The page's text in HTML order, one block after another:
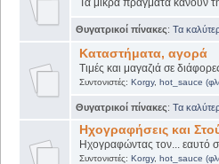
Θυγατρικοί πίνακες: Τα
Καταστήματα, αγορά
Τιμές και μαγαζιά σε
Συντονιστές: Korgy, hot_sauce
Θυγατρικοί πίνακες: Τα
Ηχογραφήσεις και
Ηχογραφώντας τον... εαυτό
Συντονιστές: Korgy, hot_sauce